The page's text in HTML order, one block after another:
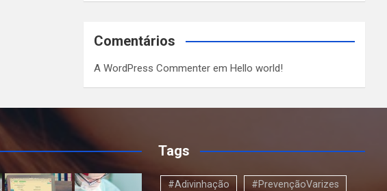
Comentários
A WordPress Commenter emHello world!
Tags
#Adivinhação #PrevençãoVarizes